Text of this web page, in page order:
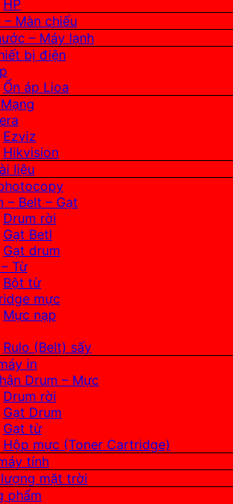
HP
Màn chiếu
– Máy lạnh
bị điện
Ổn áp Lioa
Ezviz
Hikvision
liệu
– Belt – Gạt
Drum rời
Gạt Betl
Gạt drum
Từ
Bột từ
mực
Mực nạp
Rulo (Belt) sấy
in
Drum – Mực
Drum rời
Gạt Drum
Gạt từ
Hộp mực (Toner Cartridge)
tính
mặt trời
phẩm